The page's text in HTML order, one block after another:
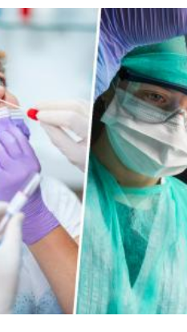
(video)
KULTURA
[ 28.07.2026 ]
Uhićen napadač iz
snimke potjere i hvatanja muškarca
[ 28.07.2026 ]
Župni ured
[ 05.08.2026 ]
Zajedništvo koje je
Operaciji »Oluja«
DOMOVINSKI RAT